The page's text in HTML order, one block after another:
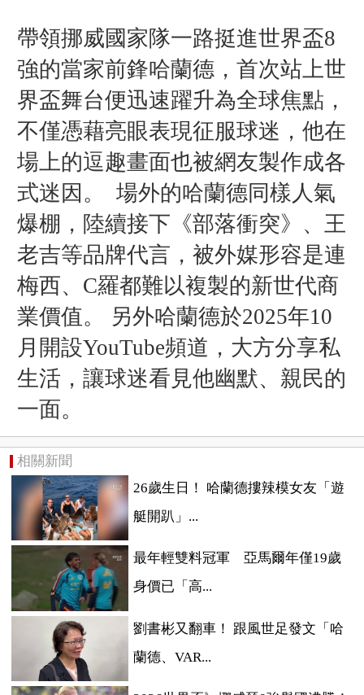
帶領挪威國家隊一路挺進世界盃8
強的當家前鋒哈蘭德，首次站上世
界盃舞台便迅速躍升為全球焦點，
不僅憑藉亮眼表現征服球迷，他在
場上的逗趣畫面也被網友製作成各
式迷因。 場外的哈蘭德同樣人氣
爆棚，陸續接下《部落衝突》、王
老吉等品牌代言，被外媒形容是連
梅西、C羅都難以複製的新世代商
業價值。 另外哈蘭德於2025年10
月開設YouTube頻道，大方分享私
生活，讓球迷看見他幽默、親民的
一面。
相關新聞
26歲生日！ 哈蘭德摟辣模女友「遊
艇開趴」...
最年輕雙料冠軍 亞馬爾年僅19歲
身價已「高...
劉書彬又翻車！ 跟風世足發文「哈
蘭德、VAR...